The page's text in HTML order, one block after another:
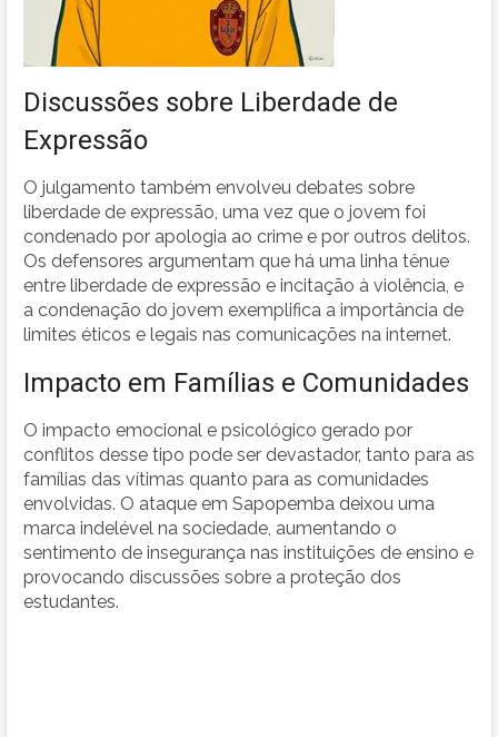
Discussões sobre Liberdade de
Expressão
O julgamento também envolveu debates sobre
liberdade de expressão, uma vez que o jovem foi
condenado por apologia ao crime e por outros delitos.
Os defensores argumentam que há uma linha tênue
entre liberdade de expressão e incitação à violência, e
a condenação do jovem exemplifica a importância de
limites éticos e legais nas comunicações na internet.
Impacto em Famílias e Comunidades
O impacto emocional e psicológico gerado por
conflitos desse tipo pode ser devastador, tanto para as
famílias das vítimas quanto para as comunidades
envolvidas. O ataque em Sapopemba deixou uma
marca indelével na sociedade, aumentando o
sentimento de insegurança nas instituições de ensino e
provocando discussões sobre a proteção dos
estudantes.